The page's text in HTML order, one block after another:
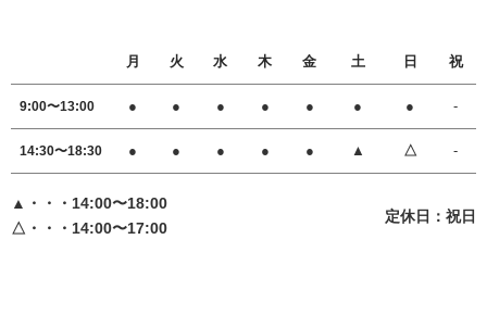
月 火 水 木 金 土 日 祝
9:00〜13:00 ● ● ● ● ● ● ● -
14:30〜18:30 ● ● ● ● ● ▲ △ -
▲・・・14:00〜18:00
△・・・14:00〜17:00
定休日：祝日